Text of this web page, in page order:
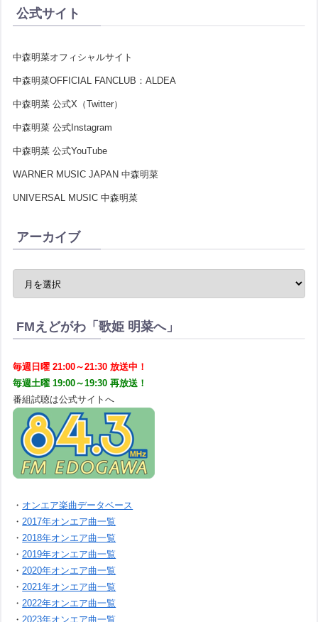
公式サイト
中森明菜オフィシャルサイト
中森明菜OFFICIAL FANCLUB：ALDEA
中森明菜 公式X（Twitter）
中森明菜 公式Instagram
中森明菜 公式YouTube
WARNER MUSIC JAPAN 中森明菜
UNIVERSAL MUSIC 中森明菜
アーカイブ
FMえどがわ「歌姫 明菜へ」
毎週日曜 21:00～21:30 放送中！
毎週土曜 19:00～19:30 再放送！
番組試聴は公式サイトへ
・ オンエア楽曲データベース
・ 2017年オンエア曲一覧
・ 2018年オンエア曲一覧
・ 2019年オンエア曲一覧
・ 2020年オンエア曲一覧
・ 2021年オンエア曲一覧
・ 2022年オンエア曲一覧
・ 2023年オンエア曲一覧